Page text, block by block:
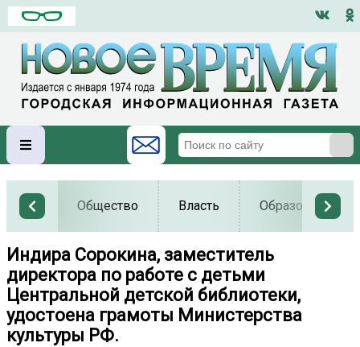
Общество Власть Образование
️Индира Сорокина, заместитель
директора по работе с детьми
Центральной детской библиотеки,
удостоена грамоты Министерства
культуры РФ.